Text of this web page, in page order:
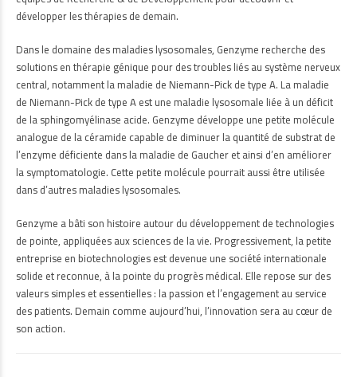
développer les thérapies de demain.
Dans le domaine des maladies lysosomales, Genzyme recherche des
solutions en thérapie génique pour des troubles liés au système nerveux
central, notamment la maladie de Niemann-Pick de type A. La maladie
de Niemann-Pick de type A est une maladie lysosomale liée à un déficit
de la sphingomyélinase acide. Genzyme développe une petite molécule
analogue de la céramide capable de diminuer la quantité de substrat de
l’enzyme déficiente dans la maladie de Gaucher et ainsi d’en améliorer
la symptomatologie. Cette petite molécule pourrait aussi être utilisée
dans d’autres maladies lysosomales.
Genzyme a bâti son histoire autour du développement de technologies
de pointe, appliquées aux sciences de la vie. Progressivement, la petite
entreprise en biotechnologies est devenue une société internationale
solide et reconnue, à la pointe du progrès médical. Elle repose sur des
valeurs simples et essentielles : la passion et l’engagement au service
des patients. Demain comme aujourd’hui, l’innovation sera au cœur de
son action.